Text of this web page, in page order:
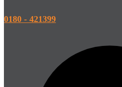
0180 - 421399